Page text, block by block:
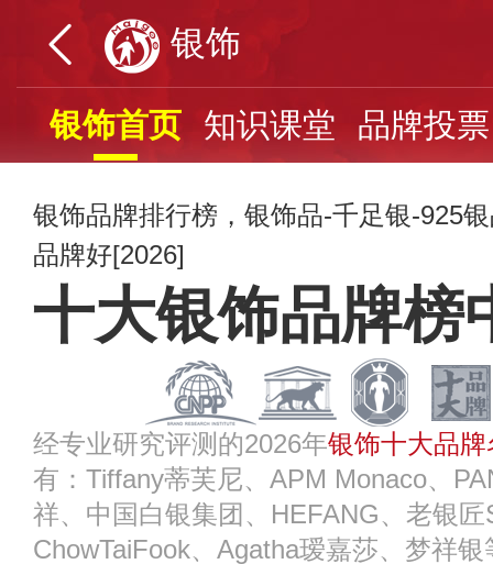
银饰
银饰首页 知识课堂 品牌投票
银饰品牌排行榜，银饰品-千足银-925
品牌好[2026]
十大银饰品牌榜
经专业研究评测的2026年银饰十大品牌
有：Tiffany蒂芙尼、APM Monaco、
祥、中国白银集团、HEFANG、老银
ChowTaiFook、Agatha瑷嘉莎、梦祥